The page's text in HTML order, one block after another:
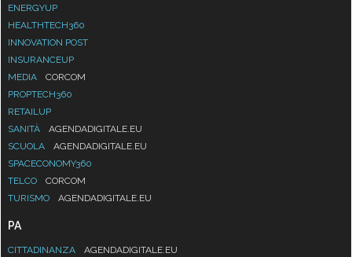
ENERGYUP
HEALTHTECH360
INNOVATION POST
INSURANCEUP
MEDIA
CORCOM
PROPTECH360
RETAILUP
SANITÀ
AGENDADIGITALE.EU
SCUOLA
AGENDADIGITALE.EU
SPACECONOMY360
TELCO
CORCOM
TURISMO
AGENDADIGITALE.EU
PA
CITTADINANZA
AGENDADIGITALE.EU